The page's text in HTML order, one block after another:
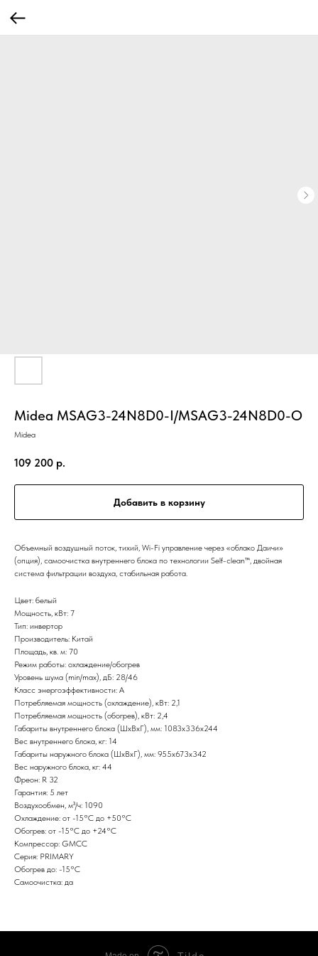
Midea MSAG3-24N8D0-I/MSAG3-24N8D0-O
Midea
109 200 р.
Добавить в корзину
Объемный воздушный поток, тихий, Wi-Fi управление через «облако Даичи»
(опция), самоочистка внутреннего блока по технологии Self-clean™, двойная
система фильтрации воздуха, стабильная работа.
Цвет: белый
Мощность, кВт: 7
Тип: инвертор
Производитель: Китай
Площадь, кв. м: 70
Режим работы: охлаждение/обогрев
Уровень шума (min/max), дБ: 28/46
Класс энергоэффективности: А
Потребляемая мощность (охлаждение), кВт: 2,1
Потребляемая мощность (обогрев), кВт: 2,4
Габариты внутреннего блока (ШxВxГ), мм: 1083x336x244
Вес внутреннего блока, кг: 14
Габариты наружного блока (ШxВxГ), мм: 955x673x342
Вес наружного блока, кг: 44
Фреон: R 32
Гарантия: 5 лет
Воздухообмен, м³/ч: 1090
Охлаждение: от -15°С до +50°С
Обогрев: от -15°С до +24°С
Компрессор: GMCC
Серия: PRIMARY
Обогрев до: -15°С
Самоочистка: да